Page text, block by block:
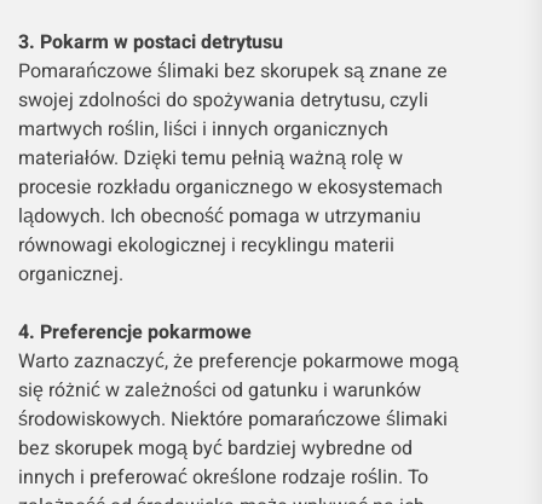
3. Pokarm w postaci detrytusu
Pomarańczowe ślimaki bez skorupek są znane ze
swojej zdolności do spożywania detrytusu, czyli
martwych roślin, liści i innych organicznych
materiałów. Dzięki temu pełnią ważną rolę w
procesie rozkładu organicznego w ekosystemach
lądowych. Ich obecność pomaga w utrzymaniu
równowagi ekologicznej i recyklingu materii
organicznej.
4. Preferencje pokarmowe
Warto zaznaczyć, że preferencje pokarmowe mogą
się różnić w zależności od gatunku i warunków
środowiskowych. Niektóre pomarańczowe ślimaki
bez skorupek mogą być bardziej wybredne od
innych i preferować określone rodzaje roślin. To